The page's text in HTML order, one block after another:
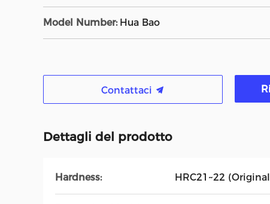
Model Number: Hua Bao
Contattaci
Dettagli del prodotto
Hardness: HRC21~22